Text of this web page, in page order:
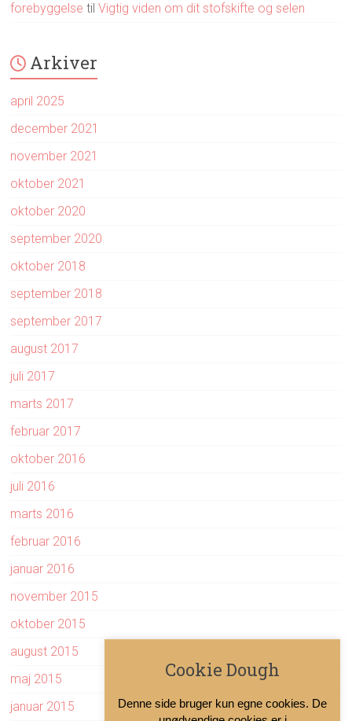
forebyggelse tilVigtig viden om dit stofskifte og selen
Arkiver
april 2025
december 2021
november 2021
oktober 2021
oktober 2020
september 2020
oktober 2018
september 2018
september 2017
august 2017
juli 2017
marts 2017
februar 2017
oktober 2016
juli 2016
marts 2016
februar 2016
januar 2016
november 2015
oktober 2015
august 2015
maj 2015
januar 2015
Cookie Dough
Denne side bruger kun egne cookies. De